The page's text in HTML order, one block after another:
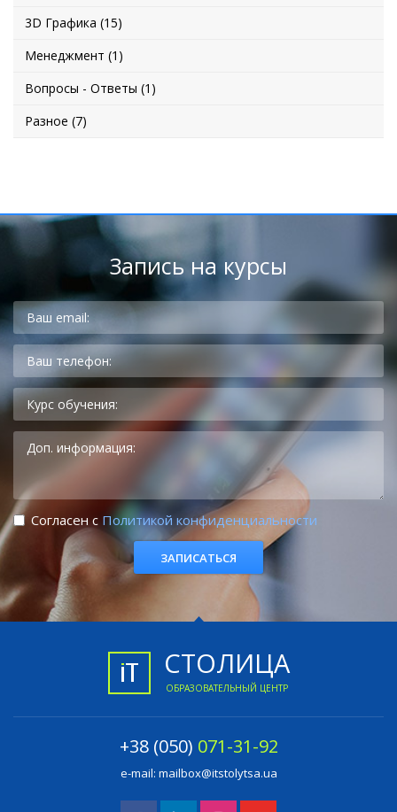
3D Графика (15)
Менеджмент (1)
Вопросы - Ответы (1)
Разное (7)
Запись на курсы
Cогласен с Политикой конфиденциальности
СТОЛИЦА
ОБРАЗОВАТЕЛЬНЫЙ ЦЕНТР
+38 (050) 071-31-92
e-mail: mailbox@itstolytsa.ua